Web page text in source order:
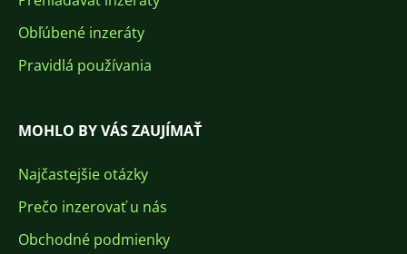
Obľúbené inzeráty
Pravidlá používania
MOHLO BY VÁS ZAUJÍMAŤ
Najčastejšie otázky
Prečo inzerovať u nás
Obchodné podmienky